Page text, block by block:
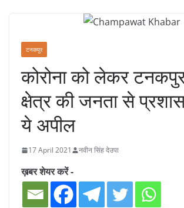
टनकपुर
कोरोना को लेकर
क्षेत्र की जनता से
ये अपील
17 April 2021 नवीन सिंह देउपा
ख़बर शेयर करें -